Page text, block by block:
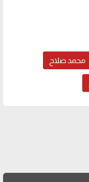
محمد صلاح